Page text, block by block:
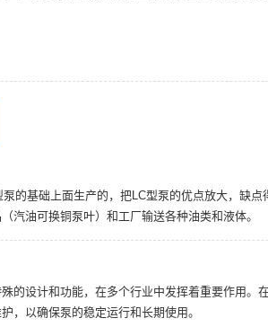
的基础上面生产的，把LC型泵的优点放大，缺
汽油可换铜泵叶）和工厂输送各种油类和液体。
的设计和功能，在多个行业中发挥着重要作用。
，以确保泵的稳定运行和长期使用。